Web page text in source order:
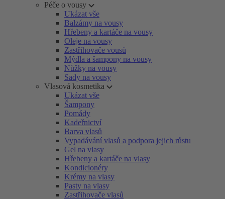
Péče o vousy
Ukázat vše
Balzámy na vousy
Hřebeny a kartáče na vousy
Oleje na vousy
Zastřihovače vousů
Mýdla a šampony na vousy
Nůžky na vousy
Sady na vousy
Vlasová kosmetika
Ukázat vše
Šampony
Pomády
Kadeřnictví
Barva vlasů
Vypadávání vlasů a podpora jejich růstu
Gel na vlasy
Hřebeny a kartáče na vlasy
Kondicionéry
Krémy na vlasy
Pasty na vlasy
Zastřihovače vlasů